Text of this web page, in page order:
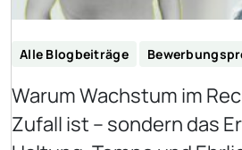
Alle Blogbeiträge
Warum Wachstum im
Zufall ist – sondern das